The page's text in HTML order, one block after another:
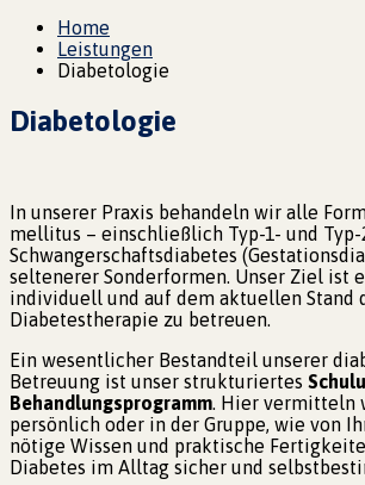
Home
Leistungen
Diabetologie
Diabetologie
In unserer Praxis behandeln wir alle
mellitus – einschließlich Typ-1- und Typ-
Schwangerschaftsdiabetes
seltenerer Sonderformen. Unser Ziel ist
individuell und auf dem aktuellen Stand
Diabetestherapie zu betreuen.
Ein wesentlicher Bestandteil unserer
Betreuung ist unser strukturiertes
Behandlungsprogramm. Hier vermitteln
persönlich oder in der Gruppe, wie von
nötige Wissen und praktische
Diabetes im Alltag sicher und